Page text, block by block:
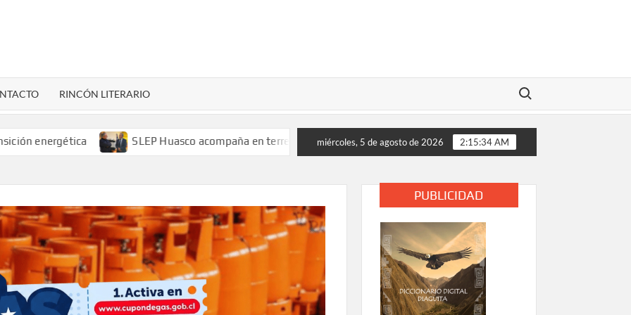
RINCÓN LITERARIO
Buscar:
energética SLEP Huasco acompaña en terreno el retorno a clases de las comunidades educativas rurales de Vallenar y
miércoles, 5 de agosto de 2026 2:15:35 AM
PUBLICIDAD